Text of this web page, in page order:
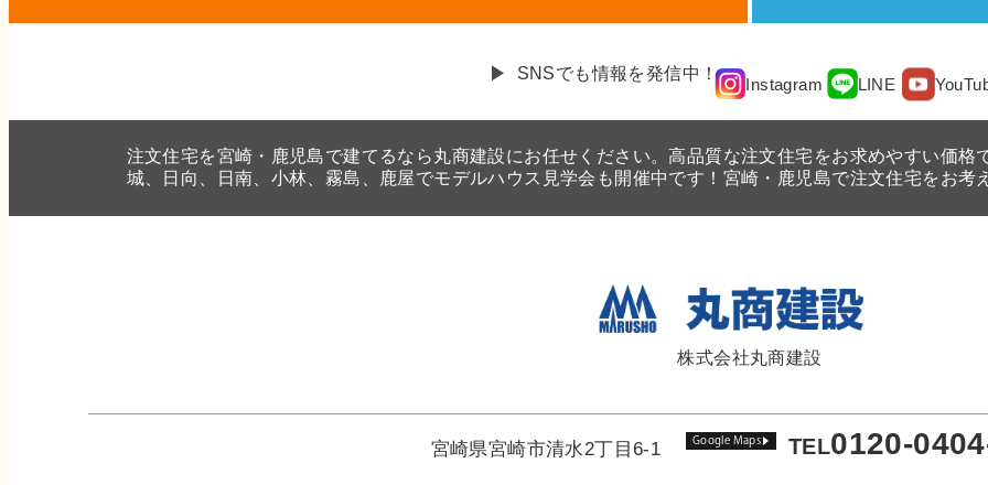
SNSでも情報を発信中！
Instagram LINE
注文住宅を宮崎・鹿児島で建てるなら丸商建設にお任せください。高品質な注文住宅をお求めやすい価
城、日向、日南、小林、霧島、鹿屋でモデルハウス見学会も開催中です！宮崎・鹿児島で注文住宅をお
株式会社丸商建設
宮崎県宮崎市清水2丁目6-1 Google Maps TEL0120-